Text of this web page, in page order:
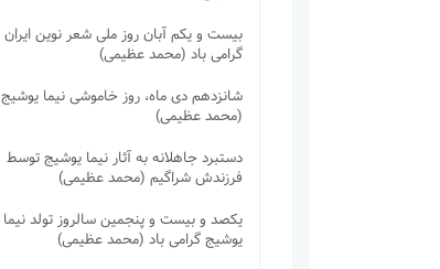
بیست و یکم آبان روز ملی شعر نوین ایران
گرامی باد (محمد عظیمی)
شانزدهم دی ماه، روز خاموشی نیما یوشیج
(محمد عظیمی)
دستبرد جاهلانه به آثار نیما یوشیج توسط
فرزندش شراگیم (محمد عظیمی)
یکصد و بیست و پنجمین سالروز تولد نیما
یوشیج گرامی باد (محمد عظیمی)